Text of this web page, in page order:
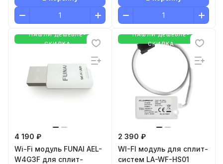
Inverter XK-06
НАШЛИ ДЕШЕВЛЕ-
СКИДКА
4 190 ₽
Wi-Fi модуль FUNAI AEL-
W4G3F для сплит-
НАШЛИ ДЕШЕВЛЕ-
СКИДКА
2 390 ₽
WI-FI модуль для сплит-
систем LA-WF-HS01